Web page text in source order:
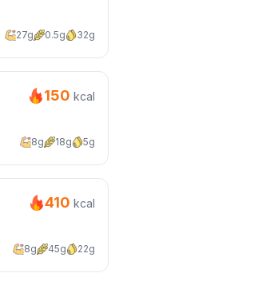
27g 0.5g 32g
150 kcal
8g 18g 5g
410 kcal
8g 45g 22g